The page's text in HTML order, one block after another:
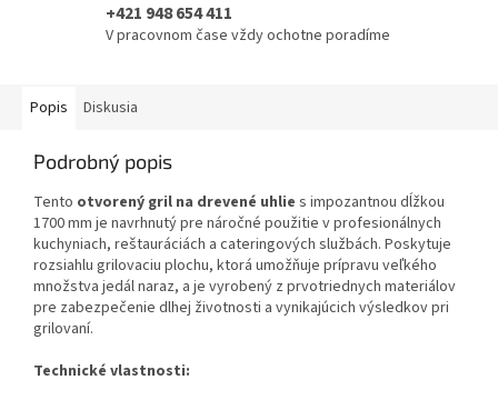
+421 948 654 411
V pracovnom čase vždy ochotne poradíme
Popis Diskusia
Podrobný popis
Tento otvorený gril na drevené uhlie s impozantnou dĺžkou
1700 mm je navrhnutý pre náročné použitie v profesionálnych
kuchyniach, reštauráciách a cateringových službách. Poskytuje
rozsiahlu grilovaciu plochu, ktorá umožňuje prípravu veľkého
množstva jedál naraz, a je vyrobený z prvotriednych materiálov
pre zabezpečenie dlhej životnosti a vynikajúcich výsledkov pri
grilovaní.
Technické vlastnosti: